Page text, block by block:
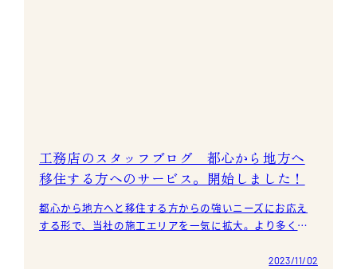
工務店のスタッフブログ 都心から地方へ
移住する方へのサービス。開始しました！
都心から地方へと移住する方からの強いニーズにお応え
する形で、当社の施工エリアを一気に拡大。より多くの
2023/11/02